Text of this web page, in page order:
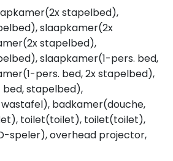
stapelbed),
slaapkamer(2x
stapelbed),
slaapkamer(1-pers. bed,
pers. bed, 2x stapelbed),
stapelbed),
badkamer(douche,
toilet(toilet), toilet(toilet),
speler), overhead projector,